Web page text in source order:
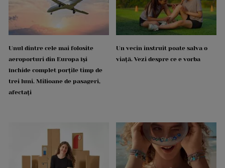
Unul dintre cele mai folosite
aeroporturi din Europa își
închide complet porțile timp de
trei luni. Milioane de pasageri,
afectați
Un vecin instruit poate salva o
viață. Vezi despre ce e vorba